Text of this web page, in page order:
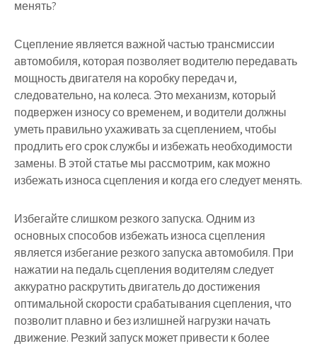
менять?
Сцепление является важной частью трансмиссии
автомобиля, которая позволяет водителю передавать
мощность двигателя на коробку передач и,
следовательно, на колеса. Это механизм, который
подвержен износу со временем, и водители должны
уметь правильно ухаживать за сцеплением, чтобы
продлить его срок службы и избежать необходимости
замены. В этой статье мы рассмотрим, как можно
избежать износа сцепления и когда его следует менять.
Избегайте слишком резкого запуска. Одним из
основных способов избежать износа сцепления
является избегание резкого запуска автомобиля. При
нажатии на педаль сцепления водителям следует
аккуратно раскрутить двигатель до достижения
оптимальной скорости срабатывания сцепления, что
позволит плавно и без излишней нагрузки начать
движение. Резкий запуск может привести к более